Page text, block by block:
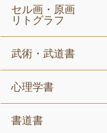
セル画・原画
リトグラフ
武術・武道書
心理学書
書道書